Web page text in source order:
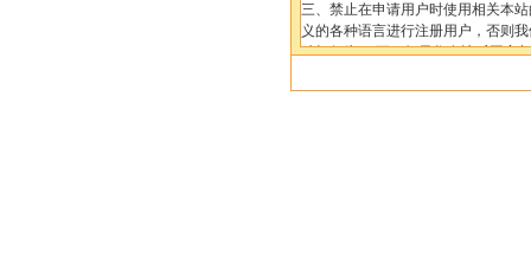
三、禁止在申请用户时使用相关本
义的各种语言进行注册用户，否则
破坏行为。 五、如果您有违反国家